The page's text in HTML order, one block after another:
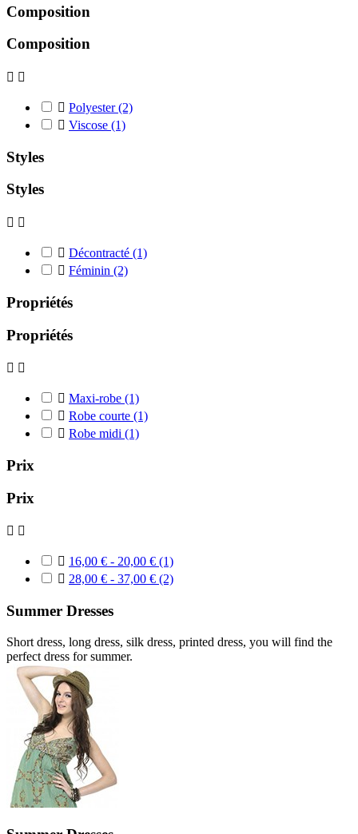
Composition
Composition
 
 Polyester(2)
 Viscose (1)
Styles
Styles
 
 Décontracté (1)
 Féminin (2)
Propriétés
Propriétés
 
 Maxi-robe (1)
 Robe courte (1)
 Robe midi (1)
Prix
Prix
 
 16,00 € - 20,00 € (1)
 28,00 € - 37,00 € (2)
Summer Dresses
Short dress, long dress, silk dress, printed dress, you will find the
perfect dress for summer.